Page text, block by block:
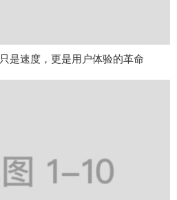
是速度，更是用户体验的革命